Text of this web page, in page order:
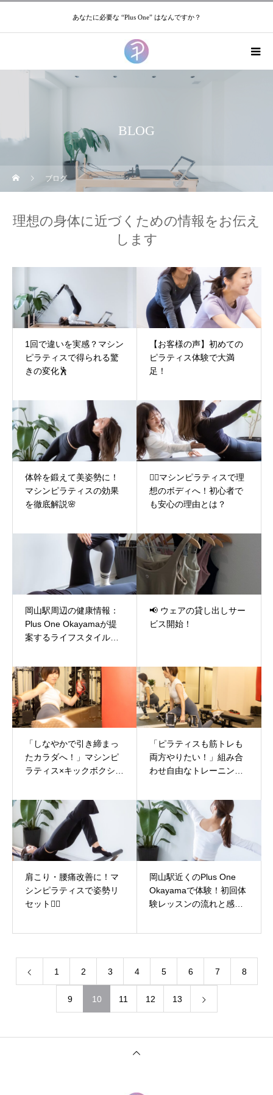
あなたに必要な “Plus One” はなんですか？
BLOG
ブログ
理想の身体に近づくための情報をお伝え
します
1回で違いを実感？マシン
ピラティスで得られる驚
きの変化🕺
【お客様の声】初めての
ピラティス体験で大満
足！
体幹を鍛えて美姿勢に！
マシンピラティスの効果
を徹底解説🌸
🧘‍♀️マシンピラティスで理
想のボディへ！初心者で
も安心の理由とは？
岡山駅周辺の健康情報：
Plus One Okayamaが提
案するライフスタイル改
📢 ウェアの貸し出しサー
ビス開始！
「しなやかで引き締まっ
たカラダへ！」マシンピ
ラティス×キックボクシン
「ピラティスも筋トレも
両方やりたい！」組み合
わせ自由なトレーニング
肩こり・腰痛改善に！マ
シンピラティスで姿勢リ
セット🧘‍♀️
岡山駅近くのPlus One
Okayamaで体験！初回体
験レッスンの流れと感想
1 2 3 4 5 6 7 8
9 10 11 12 13